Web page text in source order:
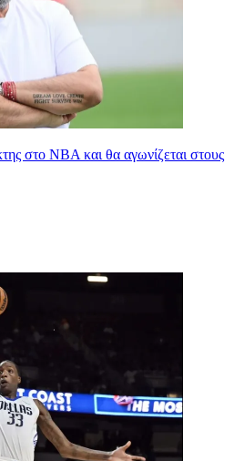
στο NBA και θα αγωνίζεται στους